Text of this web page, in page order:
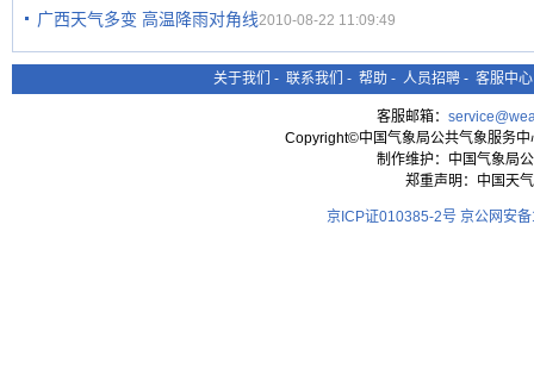
广西天气多变 高温降雨对角线2010-08-22 11:09:49
关于我们 - 联系我们 - 帮助 - 人员招聘 - 客服中心
客服邮箱：
Copyright©中国气象局公共气象服务
制作维护：中国气象局
郑重声明：中国天
京ICP证010385-2号 京公网安